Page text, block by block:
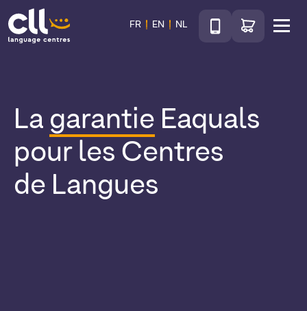
CLL
FR EN NL
TéléphoneAccéder au shop
La garantie Eaquals
pour les Centres
de Langues